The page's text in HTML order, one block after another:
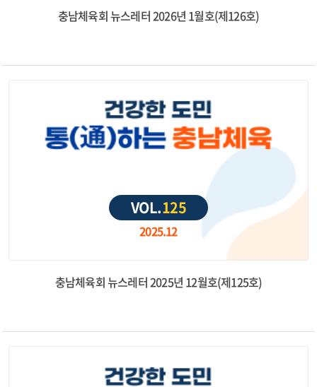
충남체육회 뉴스레터 2026년 1월호(제126호)
VOL.125
2025.12
충남체육회 뉴스레터 2025년 12월호(제125호)